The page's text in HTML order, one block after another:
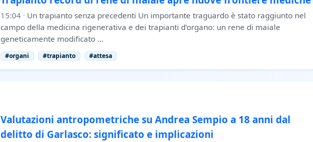
15:04 · Un trapianto senza precedenti Un importante traguardo è stato raggiunto nel
campo della medicina rigenerativa e dei trapianti d’organo: un rene di maiale
geneticamente modificato …
#organi #trapianto #attesa
Valutazioni antropometriche su Andrea Sempio a 18 anni dal
delitto di Garlasco: significato e implicazioni